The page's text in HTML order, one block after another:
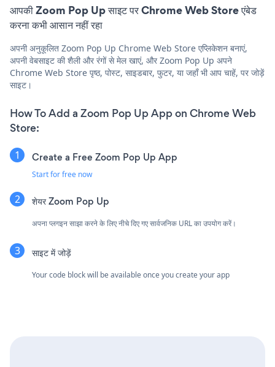
आपकी Zoom Pop Up साइट पर Chrome Web Store एंबेड
करना कभी आसान नहीं रहा
अपनी अनुकूलित Zoom Pop Up Chrome Web Store एप्लिकेशन बनाएं,
अपनी वेबसाइट की शैली और रंगों से मेल खाएं, और Zoom Pop Up अपने
Chrome Web Store पृष्ठ, पोस्ट, साइडबार, फुटर, या जहाँ भी आप चाहें, पर जोड़ें
साइट।
How To Add a Zoom Pop Up App on Chrome Web
Store:
Create a Free Zoom Pop Up App
Start for free now
शेयर Zoom Pop Up
अपना प्लगइन साझा करने के लिए नीचे दिए गए सार्वजनिक URL का उपयोग करें।
साइट में जोड़ें
Your code block will be available once you create your app